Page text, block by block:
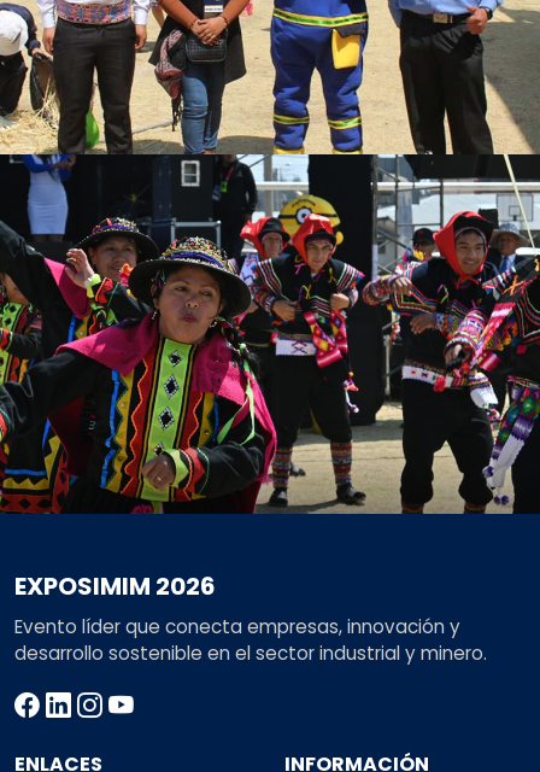
EXPOSIMIM 2026
Evento líder que conecta empresas, innovación y
desarrollo sostenible en el sector industrial y minero.
ENLACES INFORMACIÓN